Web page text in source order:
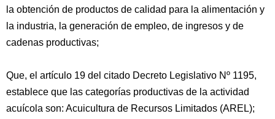
la obtención de productos de calidad para la alimentación y
la industria, la generación de empleo, de ingresos y de
cadenas productivas;
Que, el artículo 19 del citado Decreto Legislativo Nº 1195,
establece que las categorías productivas de la actividad
acuícola son: Acuicultura de Recursos Limitados (AREL);